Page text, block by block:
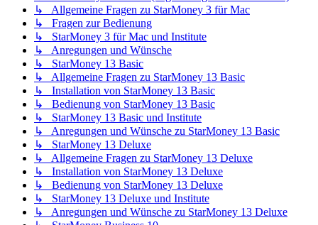
↳ Allgemeine Fragen zu StarMoney 3 für Mac
↳ Fragen zur Bedienung
↳ StarMoney 3 für Mac und Institute
↳ Anregungen und Wünsche
↳ StarMoney 13 Basic
↳ Allgemeine Fragen zu StarMoney 13 Basic
↳ Installation von StarMoney 13 Basic
↳ Bedienung von StarMoney 13 Basic
↳ StarMoney 13 Basic und Institute
↳ Anregungen und Wünsche zu StarMoney 13 Basic
↳ StarMoney 13 Deluxe
↳ Allgemeine Fragen zu StarMoney 13 Deluxe
↳ Installation von StarMoney 13 Deluxe
↳ Bedienung von StarMoney 13 Deluxe
↳ StarMoney 13 Deluxe und Institute
↳ Anregungen und Wünsche zu StarMoney 13 Deluxe